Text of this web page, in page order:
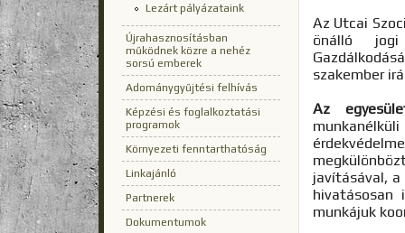
Lezárt pályázataink
Újrahasznosításban
működnek közre a nehéz
sorsú emberek
Adománygyűjtési felhívás
Képzési és foglalkoztatási
programok
Környezeti fenntarthatóság
Linkajánló
Partnerek
Dokumentumok
Az Utcai
önálló jogi
szakember
Az
javításával,
hivatásosan
munkájuk